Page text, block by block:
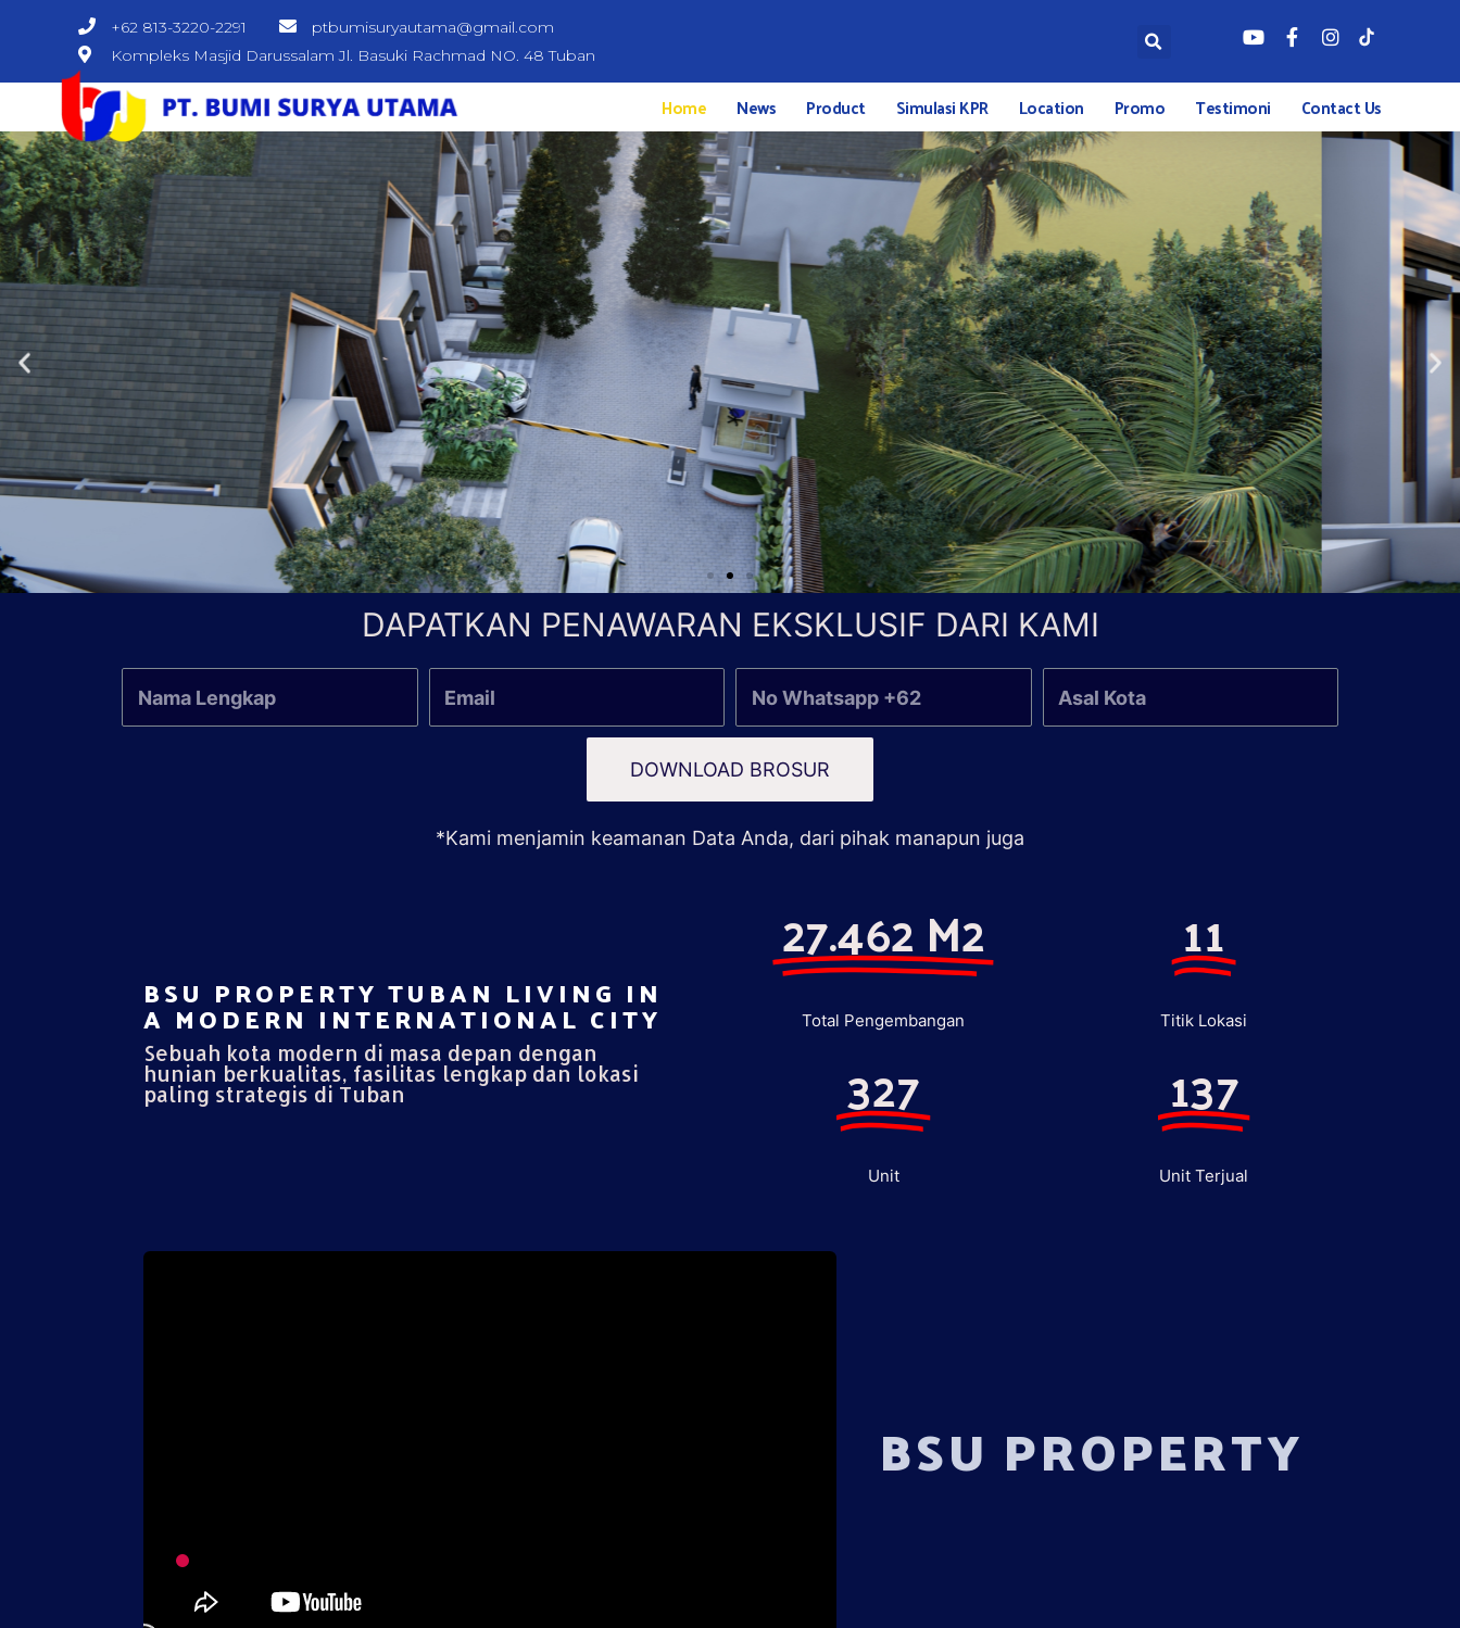
+62 813-3220-2291
ptbumisuryautama@gmail.com
Kompleks Masjid Darussalam Jl. Basuki Rachmad NO. 48 Tuban
Home News Product Simulasi KPR Location Promo Testimoni Contact Us
DAPATKAN PENAWARAN EKSKLUSIF DARI KAMI
DOWNLOAD BROSUR
*Kami menjamin keamanan Data Anda, dari pihak manapun juga
BSU PROPERTY TUBAN LIVING IN
A MODERN INTERNATIONAL CITY​
Sebuah kota modern di masa depan dengan
hunian berkualitas, fasilitas lengkap dan lokasi
paling strategis di Tuban
27.462 M2
Total Pengembangan
327
Unit
11
Titik Lokasi
137
Unit Terjual
BSU PROPERTY